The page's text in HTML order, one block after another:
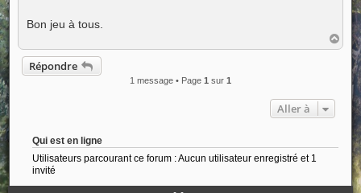
Bon jeu à tous.
a
Répondre
1 message • Page 1 sur 1
Aller à
Qui est en ligne
Utilisateurs parcourant ce forum : Aucun utilisateur enregistré et 1
invité